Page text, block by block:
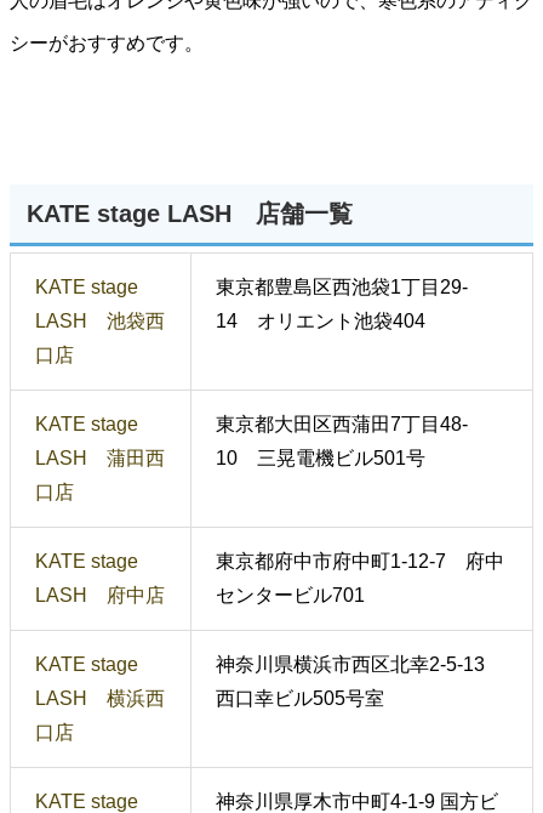
シーがおすすめです。
KATE stage LASH 店舗一覧
KATE stage
LASH 池袋西
口店
東京都豊島区西池袋1丁目29-
14 オリエント池袋404
KATE stage
LASH 蒲田西
口店
東京都大田区西蒲田7丁目48-
10 三晃電機ビル501号
KATE stage
LASH 府中店
東京都府中市府中町1-12-7 府中
センタービル701
KATE stage
LASH 横浜西
口店
神奈川県横浜市西区北幸2-5-13
西口幸ビル505号室
KATE stage
神奈川県厚木市中町4-1-9 国方ビ